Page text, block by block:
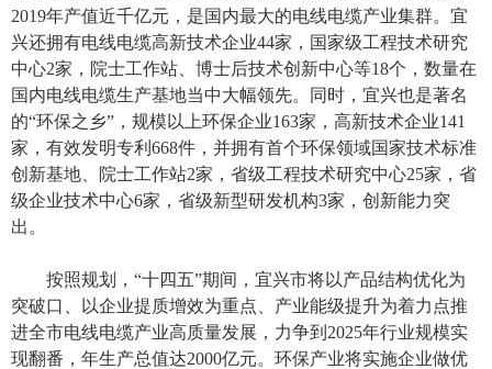
2019年产值近千亿元，是国内最大的电线电缆产业集群。宜
兴还拥有电线电缆高新技术企业44家，国家级工程技术研究
中心2家，院士工作站、博士后技术创新中心等18个，数量在
国内电线电缆生产基地当中大幅领先。同时，宜兴也是著名
的“环保之乡”，规模以上环保企业163家，高新技术企业141
家，有效发明专利668件，并拥有首个环保领域国家技术标准
创新基地、院士工作站2家，省级工程技术研究中心25家，省
级企业技术中心6家，省级新型研发机构3家，创新能力突
出。
按照规划，“十四五”期间，宜兴市将以产品结构优化为
突破口、以企业提质增效为重点、产业能级提升为着力点推
进全市电线电缆产业高质量发展，力争到2025年行业规模实
现翻番，年生产总值达2000亿元。环保产业将实施企业做优